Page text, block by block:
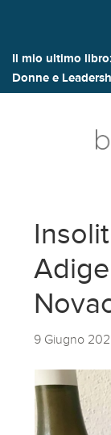
Il mio ultimo libro:
Donne e
9 Giugno